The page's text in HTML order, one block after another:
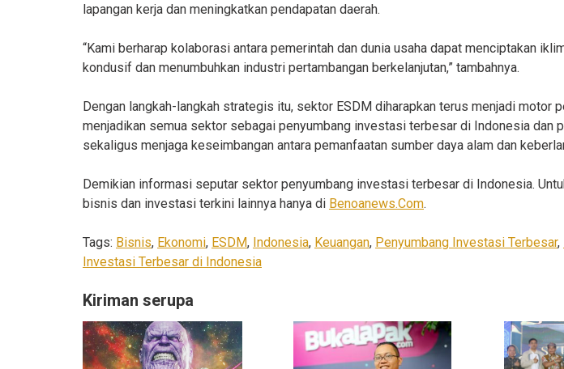
lapangan kerja dan meningkatkan pendapatan daerah.
“Kami berharap kolaborasi antara pemerintah dan dunia usaha dapat menciptakan
kondusif dan menumbuhkan industri pertambangan berkelanjutan,” tambahnya.
Dengan langkah-langkah strategis itu, sektor ESDM diharapkan terus menjadi motor
menjadikan semua sektor sebagai penyumbang investasi terbesar di Indonesia dan
sekaligus menjaga keseimbangan antara pemanfaatan sumber daya alam dan
Demikian informasi seputar sektor penyumbang investasi terbesar di Indonesia.
bisnis dan investasi terkini lainnya hanya di Benoanews.Com.
Tags: Bisnis, Ekonomi, ESDM, Indonesia, Keuangan, Penyumbang Investasi Terbesar,
Investasi Terbesar di Indonesia
Kiriman serupa